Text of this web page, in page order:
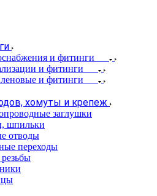
и фитинги
и фитинги
и фитинги
хомуты и крепеж
заглушки
шпильки
отводы
переходы